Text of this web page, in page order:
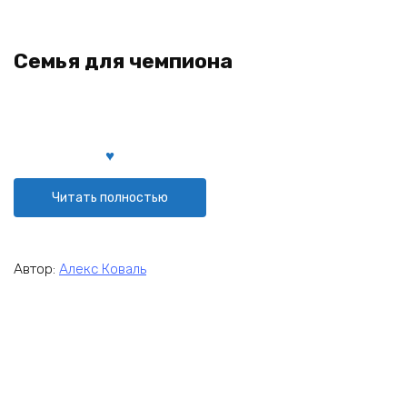
Семья для чемпиона
Читать полностью
Автор: Алекс Коваль